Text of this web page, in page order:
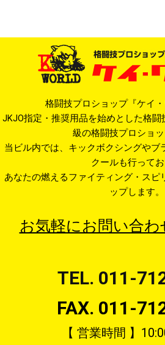
格闘技プロショップ『ケイ・
JKJO指定・推奨用品を始めとした格
級の格闘技プロショッ
当ビル内では、キックボクシングやブ
クールも行ってお
あなたの燃えるファイティング・スピ
ップします。
お気軽にお問い合わ
TEL. 011-
FAX. 011-
【 営業時間 】